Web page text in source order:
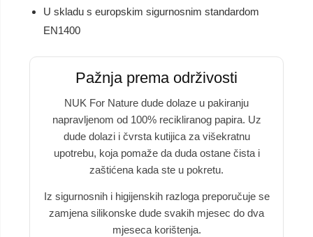
U skladu s europskim sigurnosnim standardom
EN1400
Pažnja prema održivosti
NUK For Nature dude dolaze u pakiranju
napravljenom od 100% recikliranog papira. Uz
dude dolazi i čvrsta kutijica za višekratnu
upotrebu, koja pomaže da duda ostane čista i
zaštićena kada ste u pokretu.
Iz sigurnosnih i higijenskih razloga preporučuje se
zamjena silikonske dude svakih mjesec do dva
mjeseca korištenja.